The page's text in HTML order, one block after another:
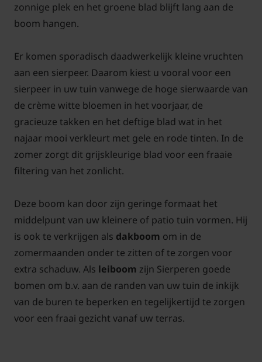
zonnige plek en het groene blad blijft lang aan de
boom hangen.
Er komen sporadisch daadwerkelijk kleine vruchten
aan een sierpeer. Daarom kiest u vooral voor een
sierpeer in uw tuin vanwege de hoge sierwaarde van
de crème witte bloemen in het voorjaar, de
gracieuze takken en het deftige blad wat in het
najaar mooi verkleurt met gele en rode tinten. In de
zomer zorgt dit grijskleurige blad voor een fraaie
filtering van het zonlicht.
Deze boom kan door zijn geringe formaat het
middelpunt van uw kleinere of patio tuin vormen. Hij
is ook te verkrijgen als dakboom om in de
zomermaanden onder te zitten of te zorgen voor
extra schaduw. Als leiboom zijn Sierperen goede
bomen om b.v. aan de randen van uw tuin de inkijk
van de buren te beperken en tegelijkertijd te zorgen
voor een fraai gezicht vanaf uw terras.